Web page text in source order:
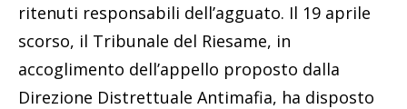
ritenuti responsabili dell’agguato. Il 19 aprile
scorso, il Tribunale del Riesame, in
accoglimento dell’appello proposto dalla
Direzione Distrettuale Antimafia, ha disposto